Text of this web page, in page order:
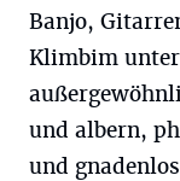
Banjo,
Klimbim
und albern,
und